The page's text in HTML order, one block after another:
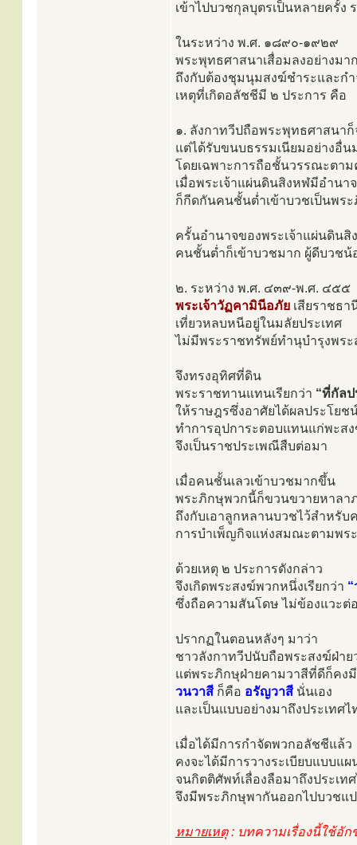
เข้าไปบวชกุลบุตรเป็นหลายครั้ง
ในระหว่าง พ.ศ. ๑๘๙๐-๑๙๒๙
พระพุทธศาสนาเสื่อมลงอย่างมา
ถึงกับต้องชุมนุมสงฆ์ชำระและก
เหตุที่เกิดอลัชชีมี ๒ ประการ คือ
๑. ลังกาทวีปถือพระพุทธศาสนาก็
แต่ได้รับขนบธรรมเนียมอย่างอื่
โดยเฉพาะการถือชั้นวรรณะตา
เมื่อพระเจ้าแผ่นดินสิงหฬมีอำนา
ก็กีดกันคนชั้นต่ำเข้าบวชเป็นพร
ครั้นอำนาจของพระเจ้าแผ่นดินสิ
คนชั้นต่ำก็เข้าบวชมาก ผู้ดีบวชน้
๒. ระหว่าง พ.ศ. ๔๓๙-พ.ศ. ๔๕๕
พระเจ้าวัฏคามินีอภัย เสียราชธ
เที่ยวหลบหนีอยู่ในมลัยประเทศ
ไม่มีพระราชทรัพย์ทำนุบำรุงพระ
จึงทรงอุทิศที่ดิน
พระราชทานแทนเรียกว่า “ที่กัล
ให้ราษฎรซึ่งอาศัยได้ผลประโย
ทำการอุปการะตอบแทนแก่พะส
จึงเป็นราชประเพณีสืบต่อมา
เมื่อคนชั้นเลวเข้าบวชมากขึ้น
พระภิกษุพวกนี้ก็ขวนขวายหาลา
ถึงกับเอาลูกหลานบวชไว้สำหรับ
การบำเพ็ญกิจแห่งสมณะตามพร
ด้วยเหตุ ๒ ประการดังกล่าว
จึงเกิดพระสงฆ์พวกหนึ่งเรียกว่า
ซึ่งถือความสันโดษ ไม่ข้องแวะต่
ปรากฏในตอนหลังๆ มาว่า
ชาวลังกาทวีปนับถือพระสงฆ์ฝ่าย
แต่พระภิกษุฝ่ายคามวาสีที่ดีก็คง
วนวาสี ก็คือ อรัญวาสี นั่นเอง
และเป็นแบบอย่างมาถึงประเทศไ
เมื่อได้มีการกำจัดพวกอลัชชีแล้ว
คงจะได้มีการวางระเบียบแบบ
จนกิตติศัพท์เลื่องลือมาถึงประเ
จึงมีพระภิกษุพากันออกไปบวชแ
หมายเหตุ: บทความเรื่องนี้ใช้อั